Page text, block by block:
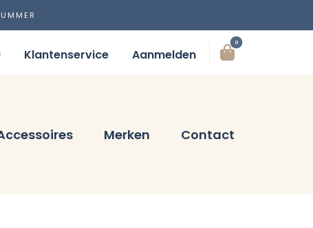
Klantenservice Aanmelden
0
Merken Contact